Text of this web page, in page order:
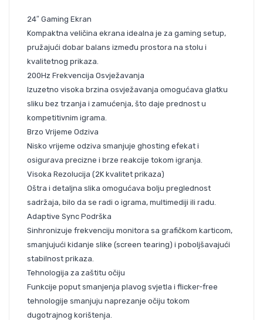
24″ Gaming Ekran
Kompaktna veličina ekrana idealna je za gaming setup,
pružajući dobar balans između prostora na stolu i
kvalitetnog prikaza.
200Hz Frekvencija Osvježavanja
Izuzetno visoka brzina osvježavanja omogućava glatku
sliku bez trzanja i zamućenja, što daje prednost u
kompetitivnim igrama.
Brzo Vrijeme Odziva
Nisko vrijeme odziva smanjuje ghosting efekat i
osigurava precizne i brze reakcije tokom igranja.
Visoka Rezolucija (2K kvalitet prikaza)
Oštra i detaljna slika omogućava bolju preglednost
sadržaja, bilo da se radi o igrama, multimediji ili radu.
Adaptive Sync Podrška
Sinhronizuje frekvenciju monitora sa grafičkom karticom,
smanjujući kidanje slike (screen tearing) i poboljšavajući
stabilnost prikaza.
Tehnologija za zaštitu očiju
Funkcije poput smanjenja plavog svjetla i flicker-free
tehnologije smanjuju naprezanje očiju tokom
dugotrajnog korištenja.